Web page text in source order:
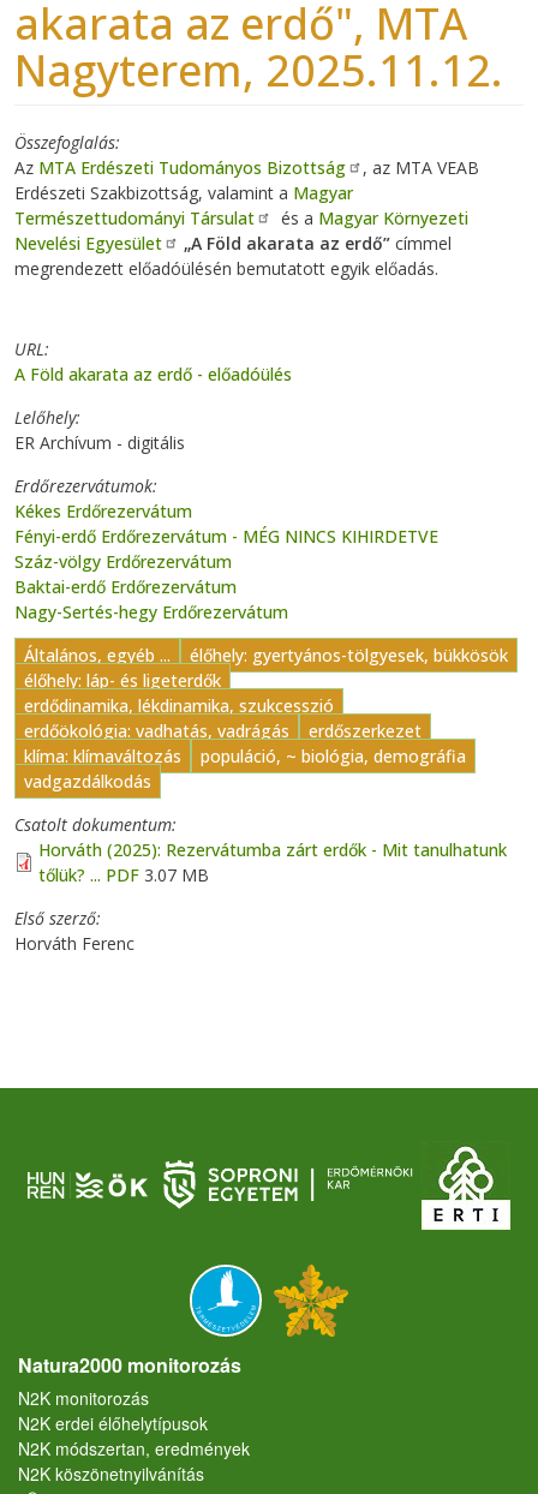
akarata az erdő", MTA
Nagyterem, 2025.11.12.
Összefoglalás
Az MTA Erdészeti Tudományos Bizottság
, az MTA VEAB
Erdészeti Szakbizottság, valamint a Magyar
Természettudományi Társulat
és a Magyar Környezeti
Nevelési Egyesület
„A Föld akarata az erdő” címmel
megrendezett előadóülésén bemutatott egyik előadás.
URL
A Föld akarata az erdő - előadóülés
Lelőhely
ER Archívum - digitális
Erdőrezervátumok
Kékes Erdőrezervátum
Fényi-erdő Erdőrezervátum - MÉG NINCS KIHIRDETVE
Száz-völgy Erdőrezervátum
Baktai-erdő Erdőrezervátum
Nagy-Sertés-hegy Erdőrezervátum
Általános, egyéb ...
élőhely: gyertyános-tölgyesek, bükkösök
élőhely: láp- és ligeterdők
erdődinamika, lékdinamika, szukcesszió
erdőökológia: vadhatás, vadrágás
erdőszerkezet
klíma: klímaváltozás
populáció, ~ biológia, demográfia
vadgazdálkodás
Csatolt dokumentum
Horváth (2025): Rezervátumba zárt erdők - Mit tanulhatunk
tőlük? ... PDF 3.07 MB
Első szerző
Horváth Ferenc
Natura2000 monitorozás
N2K monitorozás
N2K erdei élőhelytípusok
N2K módszertan, eredmények
N2K köszönetnyilvánítás